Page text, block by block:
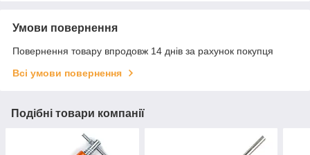
Умови повернення
Повернення товару впродовж 14 днів за рахунок покупця
Всі умови повернення
Подібні товари компанії